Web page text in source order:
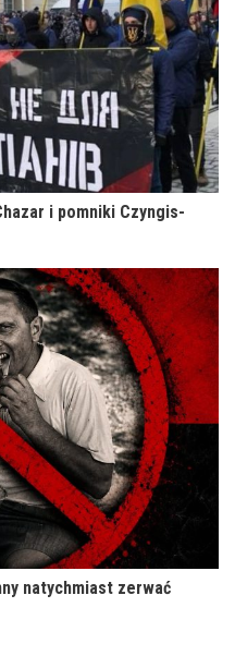
i pomniki Czyngis-
natychmiast zerwać